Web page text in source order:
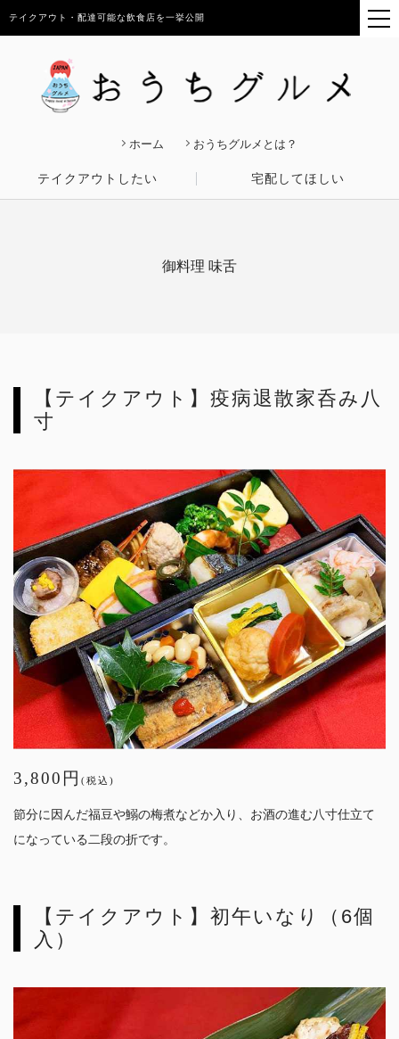
テイクアウト・配達可能な飲食店を一挙公開
ホーム おうちグルメとは？
テイクアウトしたい 宅配してほしい
御料理 味舌
【テイクアウト】疫病退散家呑み八
寸
3,800円 (税込)
節分に因んだ福豆や鰯の梅煮などか入り、お酒の進む八寸仕立て
になっている二段の折です。
【テイクアウト】初午いなり（6個
入）